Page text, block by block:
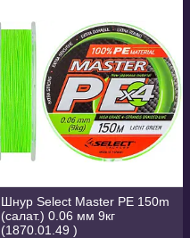
Шнур Select Master PE 150m
(салат.) 0.06 мм 9кг
(1870.01.49 )